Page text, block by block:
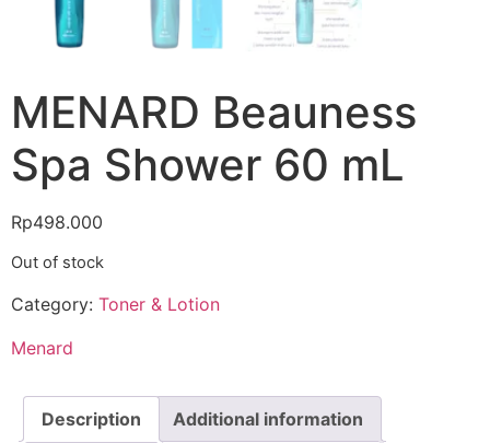
MENARD Beauness
Spa Shower 60 mL
Rp498.000
Out of stock
Category: Toner & Lotion
Menard
Description Additional information